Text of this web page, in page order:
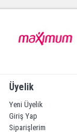
Üyelik
Yeni Üyelik
Giriş Yap
Siparişlerim